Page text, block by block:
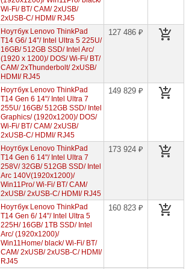
Wi-Fi/ BT/ CAM/ 2xUSB/
2xUSB-C/ HDMI/ RJ45
Ноутбук Lenovo ThinkPad
T14 G6/ 14"/ Intel Ultra 5 225U/
16GB/ 512GB SSD/ Intel Arc/
(1920 x 1200)/ DOS/ Wi-Fi/ BT/
CAM/ 2xThunderbolt/ 2xUSB/
HDMI/ RJ45
127 486 ₽
Ноутбук Lenovo ThinkPad
T14 Gen 6 14"/ Intel Ultra 7
255U/ 16GB/ 512GB SSD/ Intel
Graphics/ (1920x1200)/ DOS/
Wi-Fi/ BT/ CAM/ 2xUSB/
2xUSB-C/ HDMI/ RJ45
149 829 ₽
Ноутбук Lenovo ThinkPad
T14 Gen 6 14"/ Intel Ultra 7
258V/ 32GB/ 512GB SSD/ Intel
Arc 140V(1920x1200)/
Win11Pro/ Wi-Fi/ BT/ CAM/
2xUSB/ 2xUSB-C/ HDMI/ RJ45
173 924 ₽
Ноутбук Lenovo ThinkPad
T14 Gen 6/ 14"/ Intel Ultra 5
225H/ 16GB/ 1TB SSD/ Intel
Arc/ (1920x1200)/
Win11Home/ black/ Wi-Fi/ BT/
CAM/ 2xUSB/ 2xUSB-C/ HDMI/
RJ45
160 823 ₽